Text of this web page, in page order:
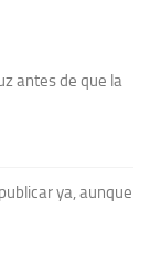
antes de que la
ya, aunque